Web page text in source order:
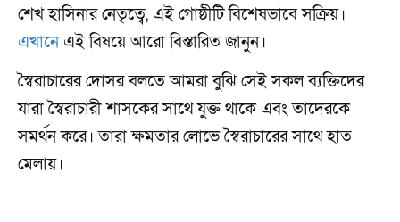
শেখ হাসিনার নেতৃত্বে, এই গোষ্ঠীটি বিশেষভাবে সক্রিয়।
এখানেএই বিষয়ে আরো বিস্তারিত জানুন।
স্বৈরাচারের দোসর বলতে আমরা বুঝি সেই সকল ব্যক্তিদের
যারা স্বৈরাচারী শাসকের সাথে যুক্ত থাকে এবং তাদেরকে
সমর্থন করে। তারা ক্ষমতার লোভে স্বৈরাচারের সাথে হাত
মেলায়।